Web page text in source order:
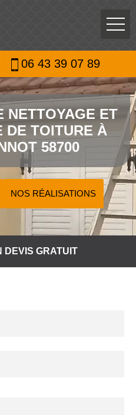
06 43 39 07 89
NETTOYAGE ET
DE TOITURE À
58700
NOS RÉALISATIONS
DEVIS GRATUIT